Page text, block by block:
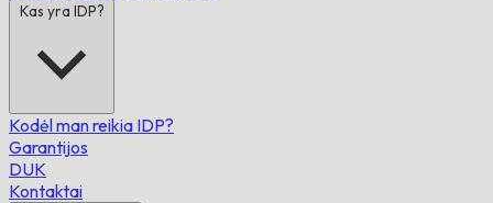
Kas yra IDP?
Kodėl man reikia IDP?
Garantijos
DUK
Kontaktai